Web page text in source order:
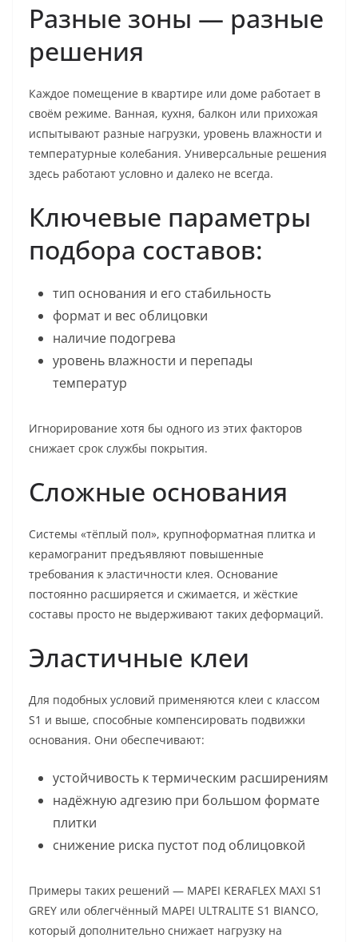
Разные зоны — разные
решения
Каждое помещение в квартире или доме работает в
своём режиме. Ванная, кухня, балкон или прихожая
испытывают разные нагрузки, уровень влажности и
температурные колебания. Универсальные решения
здесь работают условно и далеко не всегда.
Ключевые параметры
подбора составов:
тип основания и его стабильность
формат и вес облицовки
наличие подогрева
уровень влажности и перепады
температур
Игнорирование хотя бы одного из этих факторов
снижает срок службы покрытия.
Сложные основания
Системы «тёплый пол», крупноформатная плитка и
керамогранит предъявляют повышенные
требования к эластичности клея. Основание
постоянно расширяется и сжимается, и жёсткие
составы просто не выдерживают таких деформаций.
Эластичные клеи
Для подобных условий применяются клеи с классом
S1 и выше, способные компенсировать подвижки
основания. Они обеспечивают:
устойчивость к термическим расширениям
надёжную адгезию при большом формате
плитки
снижение риска пустот под облицовкой
Примеры таких решений — MAPEI KERAFLEX MAXI S1
GREY или облегчённый MAPEI ULTRALITE S1 BIANCO,
который дополнительно снижает нагрузку на